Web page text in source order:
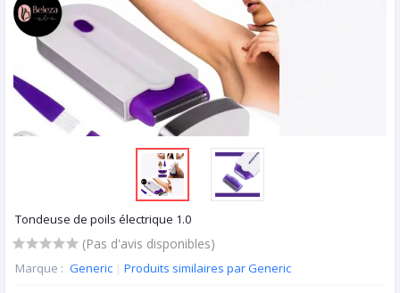
Tondeuse de poils électrique 1.0
(Pas d'avis disponibles)
Marque : Generic | Produits similaires par Generic